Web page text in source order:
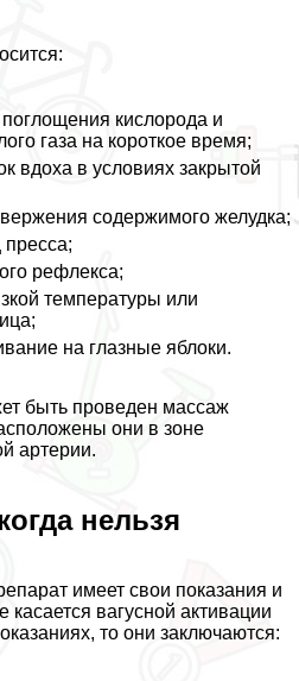
кислорода и
газа на короткое время;
вдоха в условиях закрытой
содержимого желудка;
рефлекса;
температуры или
на глазные яблоки.
быть проведен массаж
они в зоне
артерии.
нельзя
имеет свои показания и
касается вагусной активации
то они заключаются: